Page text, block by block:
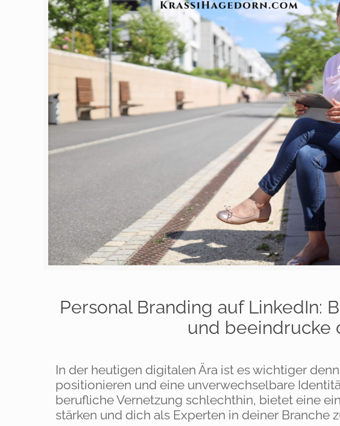
Personal Branding auf LinkedIn:
und beeindrucke
In der heutigen digitalen Ära ist es wichtiger
positionieren und eine unverwechselbare
berufliche Vernetzung schlechthin, bietet eine
stärken und dich als Experten in deiner Branche